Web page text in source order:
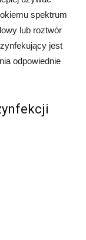
spektrum
lub roztwór
jest
odpowiednie